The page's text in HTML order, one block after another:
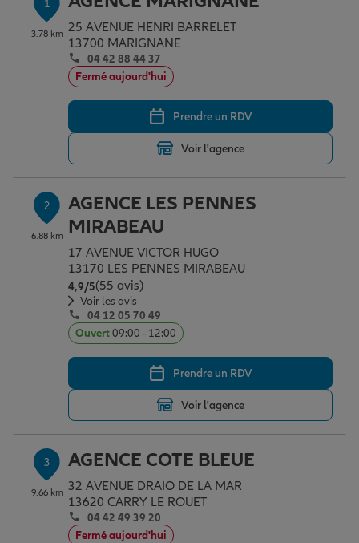
Assurance emprunteur
Prévoyance et dépendance
Assurance animal de compagnie
Protection de la famille
Protection juridique
Épargne & retraite
Plan épargne retraite
Assurance vie
Placements financiers
Investissements immobiliers
Transmission
Vos projets
Partir en vacances
Déménager
Changer de voiture
Départ à la retraite
Préparer l’avenir
Conseil assurance
Outre-mer
Assurance auto
Assurance habitation
Le Pack Famille
Garantie des accidents de la vie
Assurance scolaire
Protection juridique
Professionnels
Allianz en France
1
3.78 km 25 AVENUE HENRI BARRELET
13700 MARIGNANE
04 42 88 44 37
Fermé aujourd'hui
Prendre un RDV
Voir l'agence
2
6.88 km
AGENCE LES PENNES
MIRABEAU
17 AVENUE VICTOR HUGO
13170 LES PENNES MIRABEAU
4,9/5Note de 4.9 sur 5
(55 avis)
Voir les avis
04 12 05 70 49
Ouvert09:00 - 12:00
Prendre un RDV
Voir l'agence
3
9.66 km
AGENCE COTE BLEUE
32 AVENUE DRAIO DE LA MAR
13620 CARRY LE ROUET
04 42 49 39 20
Fermé aujourd'hui